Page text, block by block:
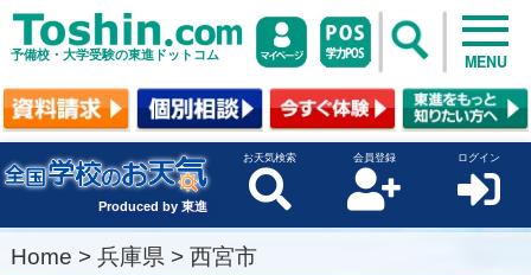
予備校・大学受験の東進ドットコム MENU
Produced by 東進
お天気検索 会員登録 ログイン
Home > 兵庫県 > 西宮市